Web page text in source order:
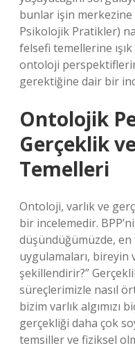
bunlar işin merkezine
Psikolojik Pratikler)
felsefi temellerine
ontoloji
gerektiğine dair bir
Ontolojik
Gerçeklik
Temelleri
Ontoloji, varlık ve
bir incelemedir.
düşündüğümüzde, en
uygulamaları, bireyin
şekillendirir?”
süreçlerimizle nasıl
bizim varlık algımızı
gerçekliği daha çok
temsiller ve fiziksel